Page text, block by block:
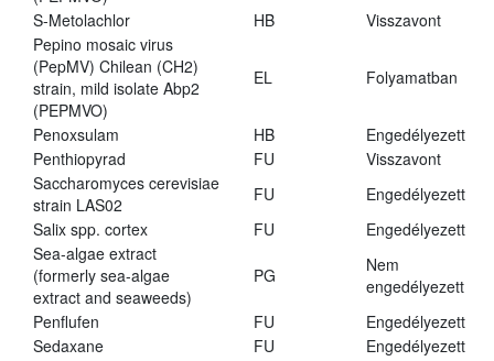
S-Metolachlor HB
Visszavont
Pepino mosaic virus
(PepMV) Chilean (CH2)
strain, mild isolate Abp2
(PEPMVO)
EL Folyamatban
Penoxsulam HB
Engedélyezett
Penthiopyrad
FU
Visszavont
Saccharomyces cerevisiae
strain LAS02
FU
Engedélyezett
Salix spp. cortex
FU
Engedélyezett
Sea-algae extract
(formerly sea-algae
extract and seaweeds)
PG
Nem
engedélyezett
Penflufen
FU
Engedélyezett
Sedaxane
FU
Engedélyezett